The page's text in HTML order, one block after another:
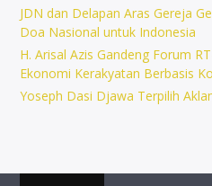
JDN dan Delapan Aras Gereja
Doa Nasional untuk Indonesia
H. Arisal Azis Gandeng Forum
Ekonomi Kerakyatan Berbasis
Yoseph Dasi Djawa Terpilih